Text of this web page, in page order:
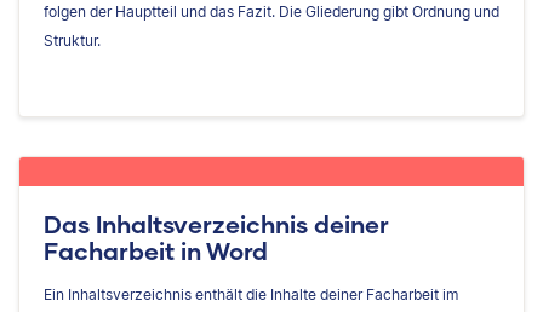
folgen der Hauptteil und das Fazit. Die Gliederung gibt Ordnung und
Struktur.
Das Inhaltsverzeichnis deiner
Facharbeit in Word
Ein Inhaltsverzeichnis enthält die Inhalte deiner Facharbeit im